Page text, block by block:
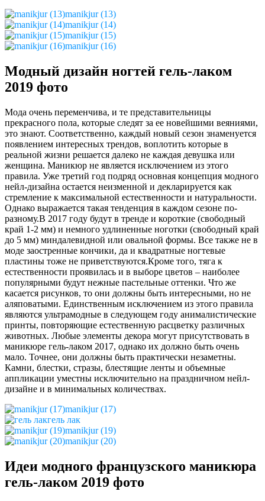
manikjur (13)
manikjur (14)
manikjur (15)
manikjur (16)
Модный дизайн ногтей гель-лаком
2019 фото
Мода очень переменчива, и те представительницы
прекрасного пола, которые следят за ее новейшими веяниями,
это знают. Соответственно, каждый новый сезон знаменуется
появлением интересных трендов, воплотить которые в
реальной жизни решается далеко не каждая девушка или
женщина. Маникюр не является исключением из этого
правила. Уже третий год подряд основная концепция модного
нейл-дизайна остается неизменной и декларируется как
стремление к максимальной естественности и натуральности.
Однако выражается такая тенденция в каждом сезоне по-
разному.В 2017 году будут в тренде и короткие (свободный
край 1-2 мм) и немного удлиненные ноготки (свободный край
до 5 мм) миндалевидной или овальной формы. Все также не в
моде заостренные кончики, да и квадратные ногтевые
пластины тоже не приветствуются.Кроме того, тяга к
естественности проявилась и в выборе цветов – наиболее
популярными будут нежные пастельные оттенки. Что же
касается рисунков, то они должны быть интересными, но не
аляповатыми. Единственным исключением из этого правила
являются ультрамодные в следующем году анималистические
принты, повторяющие естественную расцветку различных
животных. Любые элементы декора могут присутствовать в
маникюре гель-лаком 2017, однако их должно быть очень
мало. Точнее, они должны быть практически незаметны.
Камни, блестки, стразы, блестящие ленты и объемные
аппликации уместны исключительно на праздничном нейл-
дизайне и в минимальных количествах.
manikjur (17)
гель лак
manikjur (19)
manikjur (20)
Идеи модного французского маникюра
гель-лаком 2019 фото